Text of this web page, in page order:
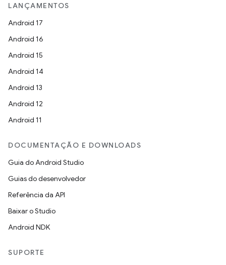
LANÇAMENTOS
Android 17
Android 16
Android 15
Android 14
Android 13
Android 12
Android 11
DOCUMENTAÇÃO E DOWNLOADS
Guia do Android Studio
Guias do desenvolvedor
Referência da API
Baixar o Studio
Android NDK
SUPORTE